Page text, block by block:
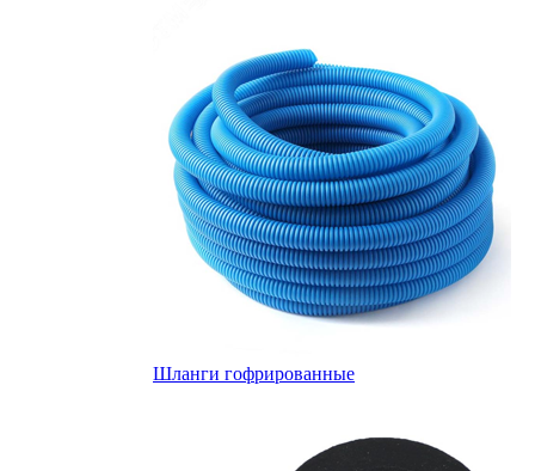
Шланги гофрированные